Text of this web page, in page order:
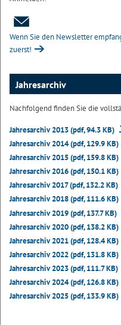
Wenn Sie den Newsletter
zuerst!
Jahresarchiv
Nachfolgend finden Sie die
Jahresarchiv 2013 (pdf, 94.3 KB)
Jahresarchiv 2014 (pdf, 129.9 KB)
Jahresarchiv 2015 (pdf, 159.8 KB)
Jahresarchiv 2016 (pdf, 150.1 KB)
Jahresarchiv 2017 (pdf, 132.2 KB)
Jahresarchiv 2018 (pdf, 111.6 KB)
Jahresarchiv 2019 (pdf, 137.7 KB)
Jahresarchiv 2020 (pdf, 138.2 KB)
Jahresarchiv 2021 (pdf, 128.4 KB)
Jahresarchiv 2022 (pdf, 131.8 KB)
Jahresarchiv 2023 (pdf, 111.7 KB)
Jahresarchiv 2024 (pdf, 126.8 KB)
Jahresarchiv 2025 (pdf, 133.9 KB)